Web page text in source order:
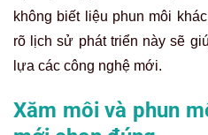
không biết liệu phun môi
rõ lịch sử phát triển này sẽ
lựa các công nghệ mới.
Xăm môi và phun